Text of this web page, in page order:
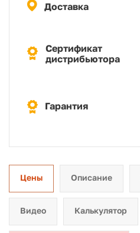
Доставка
Сертификат
дистрибьютора
Гарантия
Цены Описание
Видео Калькулятор